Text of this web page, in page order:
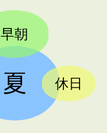
夏
早朝
休日